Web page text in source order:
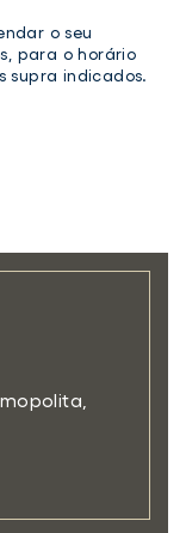
o seu
para o horário
supra indicados.